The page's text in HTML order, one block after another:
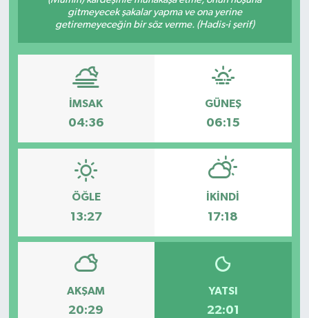
gitmeyecek şakalar yapma ve ona yerine
getiremeyeceğin bir söz verme. (Hadis-i şerif)
İMSAK
04:36
GÜNEŞ
06:15
ÖĞLE
13:27
İKINDI
17:18
AKŞAM
20:29
YATSI
22:01